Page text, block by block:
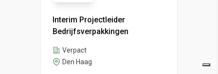
Interim Projectleider
Bedrijfsverpakkingen
Verpact
Den Haag